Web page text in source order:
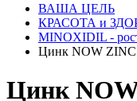
ВАША ЦЕЛЬ
КРАСОТА и
MINOXIDIL -
Цинк NOW ZINC
Цинк